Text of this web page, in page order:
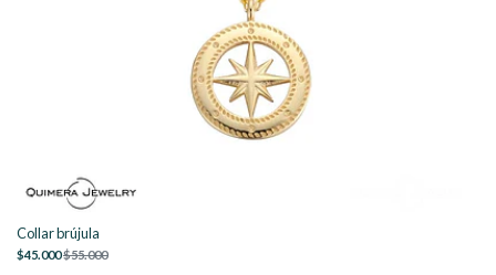
Collar brújula
$45.000$55.000